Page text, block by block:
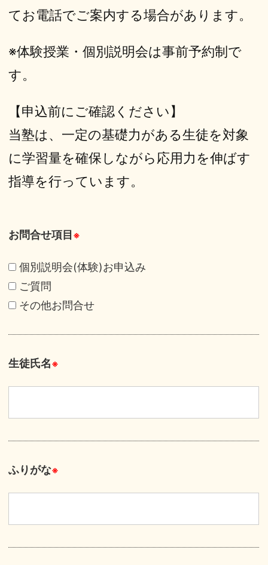
てお電話でご案内する場合があります。
※体験授業・個別説明会は事前予約制で
す。
【申込前にご確認ください】
当塾は、一定の基礎力がある生徒を対象
に学習量を確保しながら応用力を伸ばす
指導を行っています。
お問合せ項目 ※
個別説明会(体験)お申込み
ご質問
その他お問合せ
生徒氏名※
ふりがな※